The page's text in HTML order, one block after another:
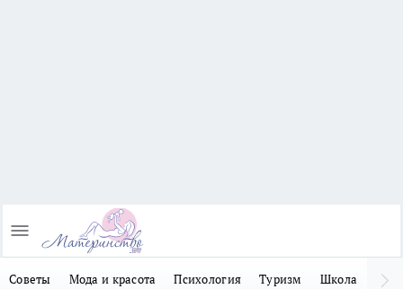
Советы Мода и красота Психология Туризм Школа